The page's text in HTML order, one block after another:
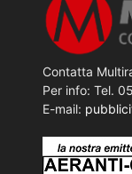
Contatta
Per info: Tel.
E-mail: